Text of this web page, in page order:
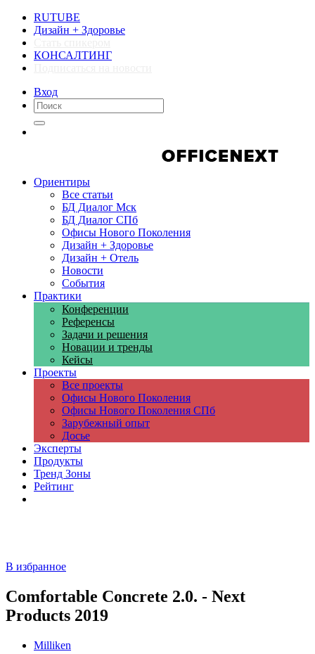
RUTUBE
Дизайн + Здоровье
КОНСАЛТИНГ
Вход
Ориентиры
Все статьи
БД Диалог Мск
БД Диалог СПб
Офисы Нового Поколения
Дизайн + Здоровье
Дизайн + Отель
Новости
События
Практики
Конференции
Референсы
Задачи и решения
Новации и тренды
Кейсы
Проекты
Все проекты
Офисы Нового Поколения
Офисы Нового Поколения СПб
Зарубежный опыт
Досье
Эксперты
Продукты
Тренд Зоны
Рейтинг
В избранное
Comfortable Concrete 2.0. - Next
Products 2019
Milliken